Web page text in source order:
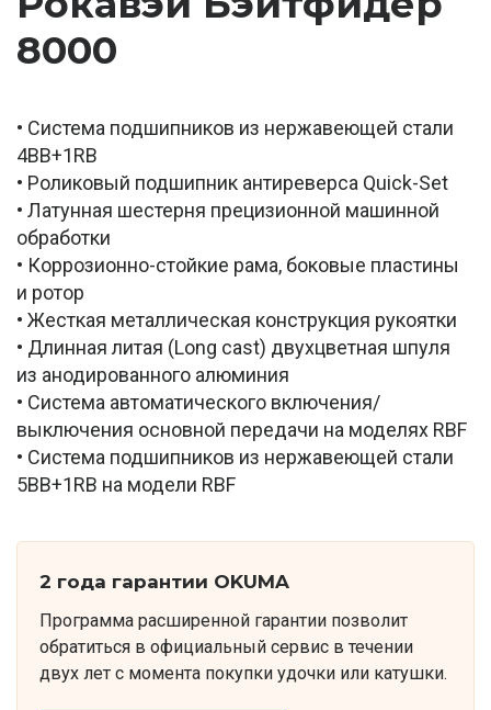
8000
• Система подшипников из нержавеющей стали
4BB+1RB
• Роликовый подшипник антиреверса Quick-Set
• Латунная шестерня прецизионной машинной
обработки
• Коррозионно-стойкие рама, боковые пластины
и ротор
• Жесткая металлическая конструкция рукоятки
• Длинная литая (Long cast) двухцветная шпуля
из анодированного алюминия
• Система автоматического включения/
выключения основной передачи на моделях RBF
• Система подшипников из нержавеющей стали
5BB+1RB на модели RBF
2 года гарантии OKUMA
Программа расширенной гарантии позволит
обратиться в официальный сервис в течении
двух лет с момента покупки удочки или катушки.